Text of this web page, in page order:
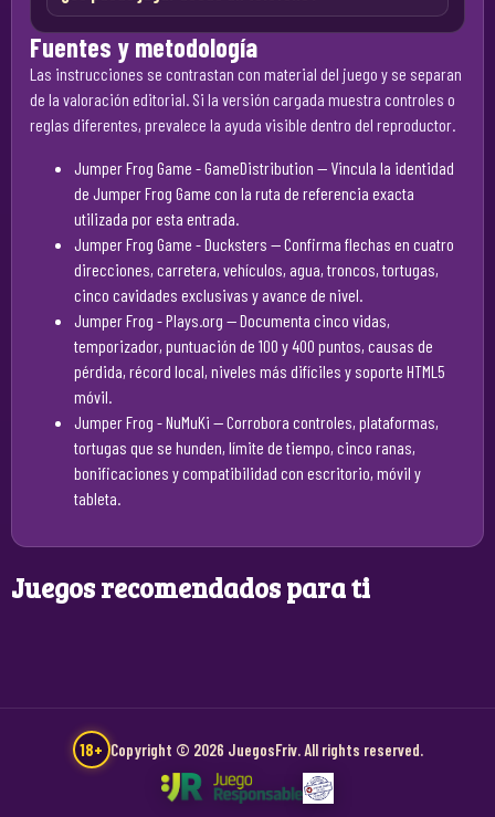
Fuentes y metodología
Las instrucciones se contrastan con material del juego y se separan
de la valoración editorial. Si la versión cargada muestra controles o
reglas diferentes, prevalece la ayuda visible dentro del reproductor.
Jumper Frog Game - GameDistribution — Vincula la identidad
de Jumper Frog Game con la ruta de referencia exacta
utilizada por esta entrada.
Jumper Frog Game - Ducksters — Confirma flechas en cuatro
direcciones, carretera, vehículos, agua, troncos, tortugas,
cinco cavidades exclusivas y avance de nivel.
Jumper Frog - Plays.org — Documenta cinco vidas,
temporizador, puntuación de 100 y 400 puntos, causas de
pérdida, récord local, niveles más difíciles y soporte HTML5
móvil.
Jumper Frog - NuMuKi — Corrobora controles, plataformas,
tortugas que se hunden, límite de tiempo, cinco ranas,
bonificaciones y compatibilidad con escritorio, móvil y
tableta.
Juegos recomendados para ti
18+ Copyright © 2026 JuegosFriv. All rights reserved.